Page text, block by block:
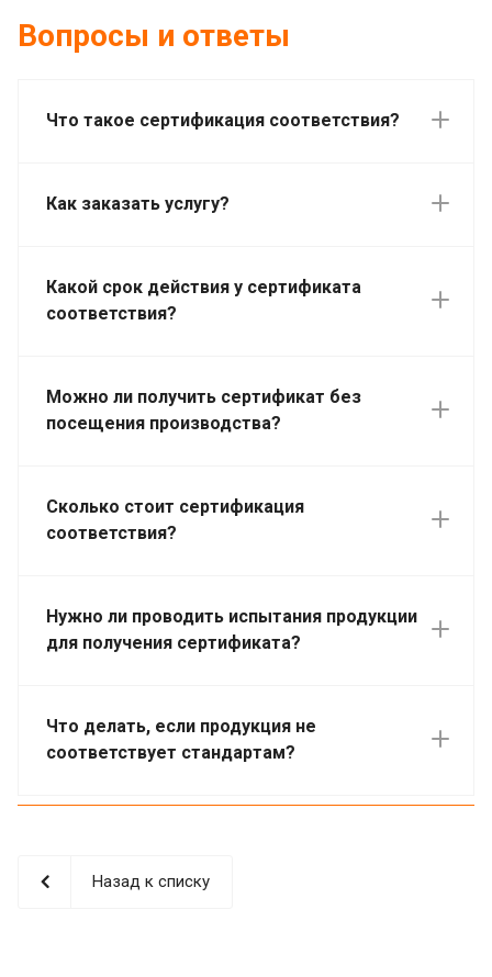
Вопросы и ответы
Что такое сертификация соответствия?
Как заказать услугу?
Какой срок действия у сертификата
соответствия?
Можно ли получить сертификат без
посещения производства?
Сколько стоит сертификация
соответствия?
Нужно ли проводить испытания продукции
для получения сертификата?
Что делать, если продукция не
соответствует стандартам?
Назад к списку